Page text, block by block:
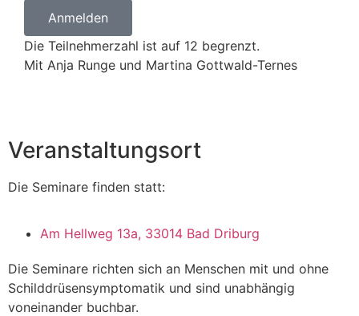
Anmelden
Die Teilnehmerzahl ist auf 12 begrenzt.
Mit Anja Runge und Martina Gottwald-Ternes
Veranstaltungsort
Die Seminare finden statt:
Am Hellweg 13a, 33014 Bad Driburg
Die Seminare richten sich an Menschen mit und ohne
Schilddrüsensymptomatik und sind unabhängig
voneinander buchbar.